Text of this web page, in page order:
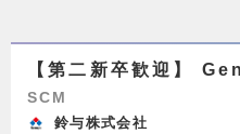
【第二新卒歓迎】
SCM
鈴与株式会社